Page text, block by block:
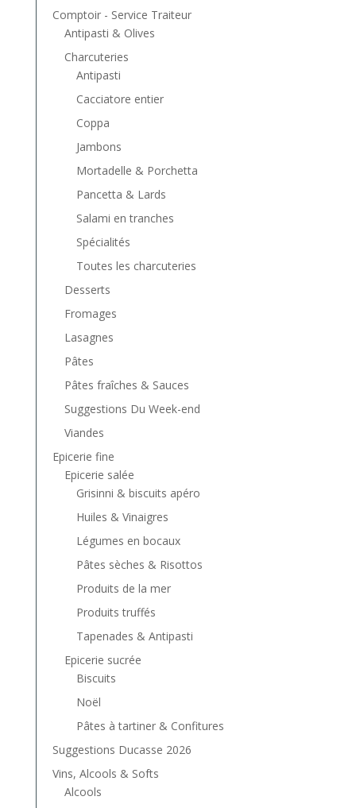
Comptoir - Service Traiteur
Antipasti & Olives
Charcuteries
Antipasti
Cacciatore entier
Coppa
Jambons
Mortadelle & Porchetta
Pancetta & Lards
Salami en tranches
Spécialités
Toutes les charcuteries
Desserts
Fromages
Lasagnes
Pâtes
Pâtes fraîches & Sauces
Suggestions Du Week-end
Viandes
Epicerie fine
Epicerie salée
Grisinni & biscuits apéro
Huiles & Vinaigres
Légumes en bocaux
Pâtes sèches & Risottos
Produits de la mer
Produits truffés
Tapenades & Antipasti
Epicerie sucrée
Biscuits
Noël
Pâtes à tartiner & Confitures
Suggestions Ducasse 2026
Vins, Alcools & Softs
Alcools